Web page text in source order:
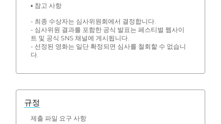
▪ 참고 사항
- 최종 수상자는 심사위원회에서 결정합니다.
- 심사위원 결과를 포함한 공식 발표는 페스티벌 웹사이
트 및 공식 SNS 채널에 게시됩니다.
- 선정된 영화는 일단 확정되면 심사를 철회할 수 없습니
다.
규정
제출 파일 요구 사항